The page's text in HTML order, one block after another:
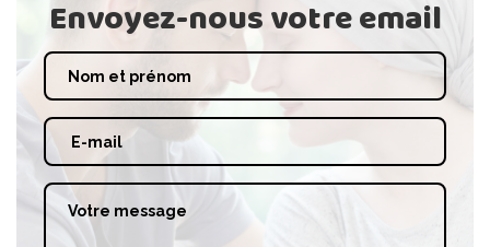
Envoyez-nous votre email